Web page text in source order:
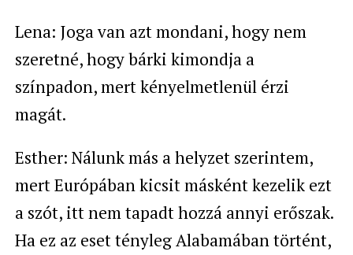
Lena: Joga van azt mondani, hogy nem
szeretné, hogy bárki kimondja a
színpadon, mert kényelmetlenül érzi
magát.
Esther: Nálunk más a helyzet szerintem,
mert Európában kicsit másként kezelik ezt
a szót, itt nem tapadt hozzá annyi erőszak.
Ha ez az eset tényleg Alabamában történt,